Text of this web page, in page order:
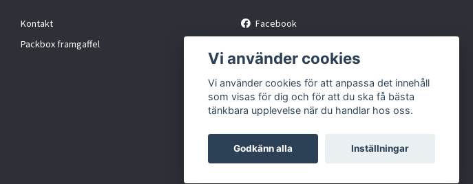
Kontakt
Packbox framgaffel
Facebook
Vi använder cookies
Vi använder cookies för att anpassa det innehåll
som visas för dig och för att du ska få bästa
tänkbara upplevelse när du handlar hos oss.
Godkänn alla Inställningar